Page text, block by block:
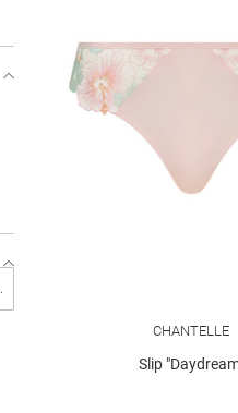
CHANTELLE
Slip